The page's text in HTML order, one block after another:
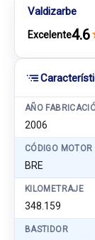
AÑO
2006
CÓDIGO MOTOR
BRE
KILOMETRAJE
348.159
BASTIDOR
Valdizarbe
Excelente4.6